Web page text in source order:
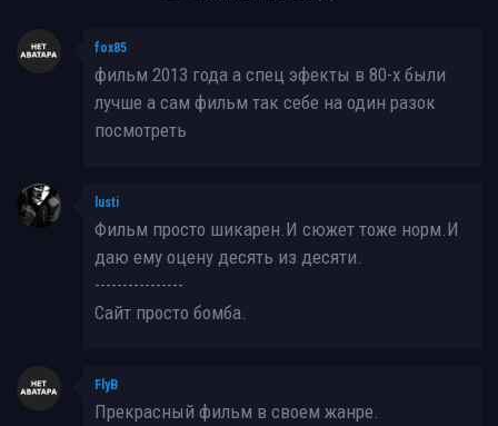
fox85
фильм 2013 года а спец эфекты в 80-х были
лучше а сам фильм так себе на один разок
посмотреть
lusti
Фильм просто шикарен.И сюжет тоже норм.И
даю ему оцену десять из десяти.
----------------
Сайт просто бомба.
FlyB
Прекрасный фильм в своем жанре.